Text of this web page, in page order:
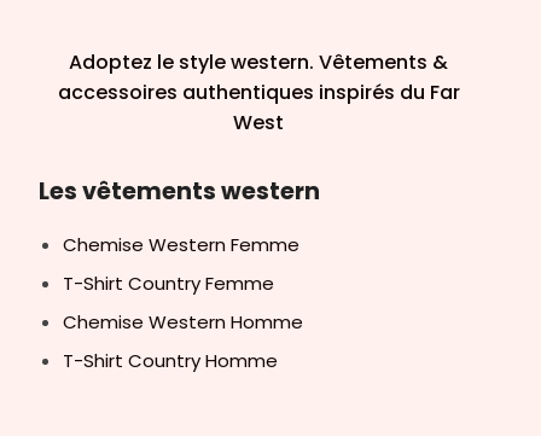
Adoptez le style western. Vêtements &
accessoires authentiques inspirés du Far
West
Les vêtements western
Chemise Western Femme
T-Shirt Country Femme
Chemise Western Homme
T-Shirt Country Homme